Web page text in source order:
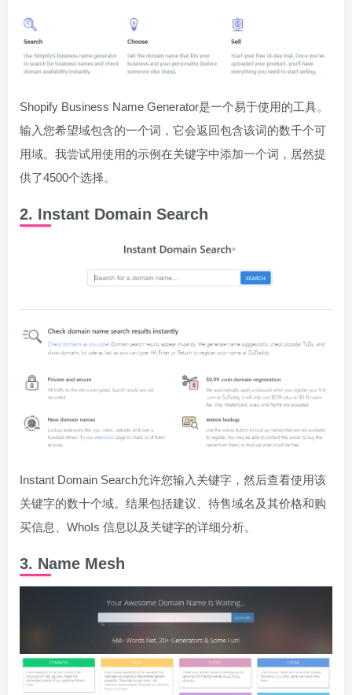
Shopify Business Name Generator是一个易于使用的工具。
输入您希望域包含的一个词，它会返回包含该词的数千个可
用域。我尝试用使用的示例在关键字中添加一个词，居然提
供了4500个选择。
2. Instant Domain Search
Instant Domain Search允许您输入关键字，然后查看使用该
关键字的数十个域。结果包括建议、待售域名及其价格和购
买信息、WhoIs 信息以及关键字的详细分析。
3. Name Mesh